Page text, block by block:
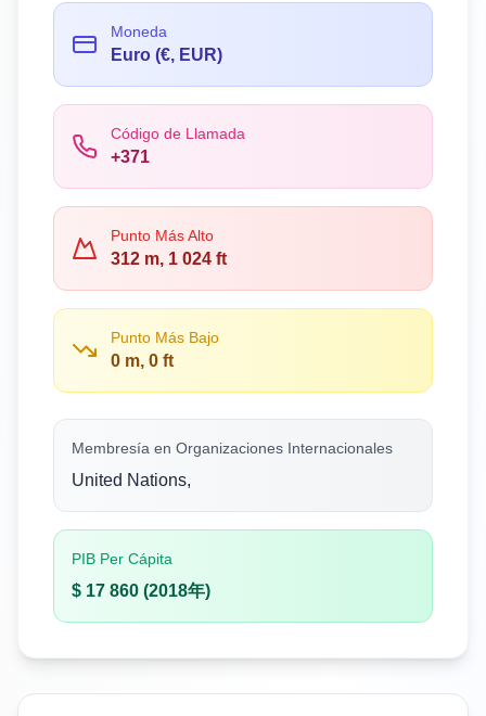
Moneda
Euro (€, EUR)
Código de Llamada
+371
Punto Más Alto
312 m, 1 024 ft
Punto Más Bajo
0 m, 0 ft
Membresía en Organizaciones Internacionales
United Nations,
PIB Per Cápita
$ 17 860 (2018年)